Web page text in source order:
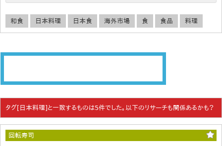
和食 日本料理 日本食 海外市場 食 食品 料理
タグ[日本料理]と一致するものは5件でした。以下のリサーチも関係あるかも？
回転寿司